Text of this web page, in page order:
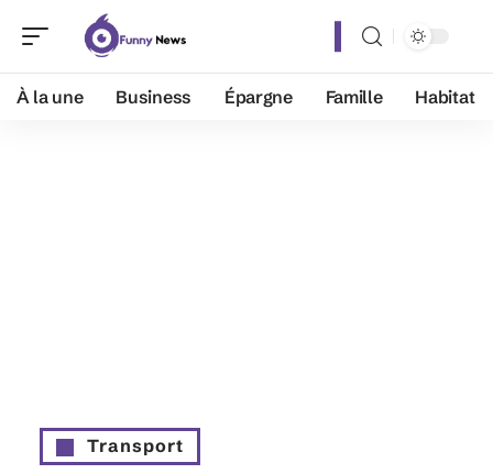
À la une Business Épargne Famille Habitat
Transport